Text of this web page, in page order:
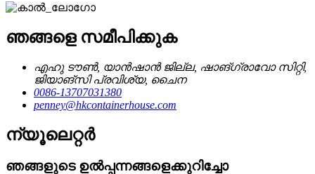
ഞങ്ങളെ സമീപിക്കുക
എഹു ടൗൺ, യാൻഷാൻ ജില്ല, ഷാങ്‌ഗ്രാവോ സിറ്റി,
ജിയാങ്‌സി പ്രവിശ്യ, ചൈന
0086-13707031380
penney@hkcontainerhouse.com
ന്യൂലെറ്റർ
ഞങ്ങളുടെ ഉൽപ്പന്നങ്ങളെക്കുറിച്ചോ